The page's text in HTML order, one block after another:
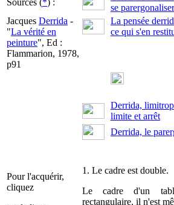
Sources (*) :
se
Jacques Derrida -
"La vérité en
peinture", Ed :
Flammarion, 1978,
p91
La pensée
ce qui s'en
Derrida,
limite et arrêt
Derrida, le
1. Le cadre est double.
Le cadre d'un
rectangulaire, il n'est
Pour l'acquérir,
cliquez